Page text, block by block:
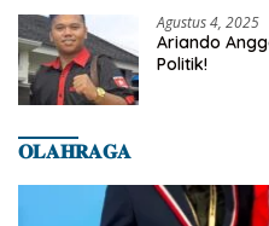
Agustus 4, 2025
Ariando
Politik!
𝐎𝐋𝐀𝐇𝐑𝐀𝐆𝐀